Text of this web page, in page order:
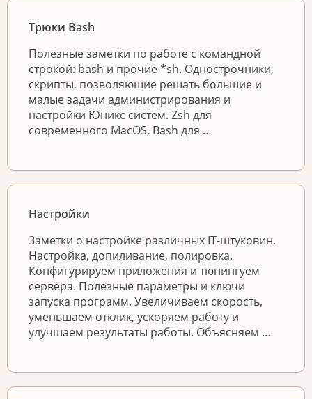
Трюки Bash
Полезные заметки по работе с командной
строкой: bash и прочие *sh. Однострочники,
скрипты, позволяющие решать большие и
малые задачи администрирования и
настройки Юникс систем. Zsh для
современного MacOS, Bash для …
Настройки
Заметки о настройке различных IT-штуковин.
Настройка, допиливание, полировка.
Конфигурируем приложения и тюнингуем
сервера. Полезные параметры и ключи
запуска программ. Увеличиваем скорость,
уменьшаем отклик, ускоряем работу и
улучшаем результаты работы. Объясняем …